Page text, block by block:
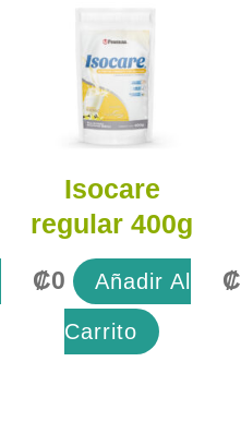
Isocare
regular 400g
₡0 Añadir Al
Carrito
₡